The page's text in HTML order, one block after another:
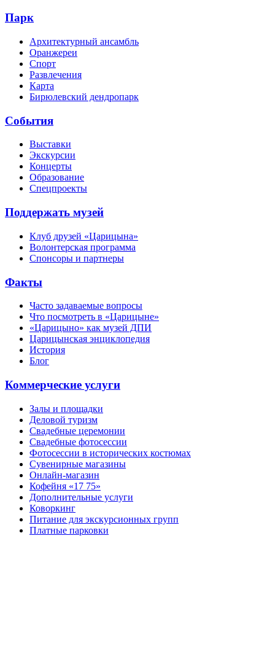
Парк
Архитектурный ансамбль
Оранжереи
Спорт
Развлечения
Карта
Бирюлевский дендропарк
События
Выставки
Экскурсии
Концерты
Образование
Спецпроекты
Поддержать музей
Клуб друзей «Царицына»
Волонтерская программа
Спонсоры и партнеры
Факты
Часто задаваемые вопросы
Что посмотреть в «Царицыне»
«Царицыно» как музей ДПИ
Царицынская энциклопедия
История
Блог
Коммерческие услуги
Залы и площадки
Деловой туризм
Свадебные церемонии
Свадебные фотосессии
Фотосессии в исторических костюмах
Сувенирные магазины
Онлайн-магазин
Кофейня «17 75»
Дополнительные услуги
Коворкинг
Питание для экскурсионных групп
Платные парковки